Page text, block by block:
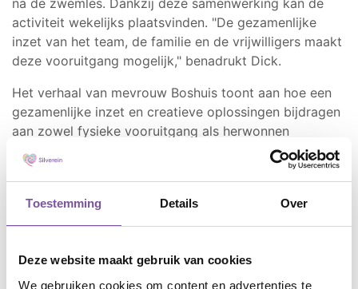
Toestemming Details Over
Deze website maakt gebruik van cookies
We gebruiken cookies om content en advertenties te
na de zwemles. Dankzij deze samenwerking kan de
activiteit wekelijks plaatsvinden. "De gezamenlijke
inzet van het team, de familie en de vrijwilligers maakt
deze vooruitgang mogelijk," benadrukt Dick.
Het verhaal van mevrouw Boshuis toont aan hoe een
gezamenlijke inzet en creatieve oplossingen bijdragen
aan zowel fysieke vooruitgang als herwonnen
zelfvertrouwen. Het laat zien dat samenwerking tussen
zorgverleners, familie en vrijwilligers kan leiden tot
Delen